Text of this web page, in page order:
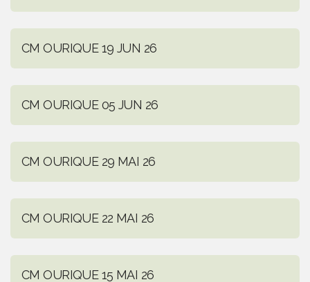
CM OURIQUE 19 JUN 26
CM OURIQUE 05 JUN 26
CM OURIQUE 29 MAI 26
CM OURIQUE 22 MAI 26
CM OURIQUE 15 MAI 26